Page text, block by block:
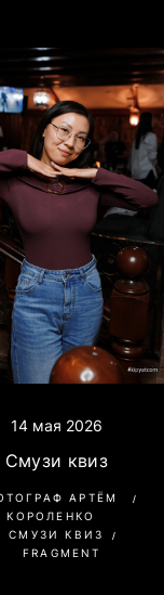
14 мая 2026
Смузи квиз
АРТЁМ
КОРОЛЕНКО
СМУЗИ КВИЗ
FRAGMENT